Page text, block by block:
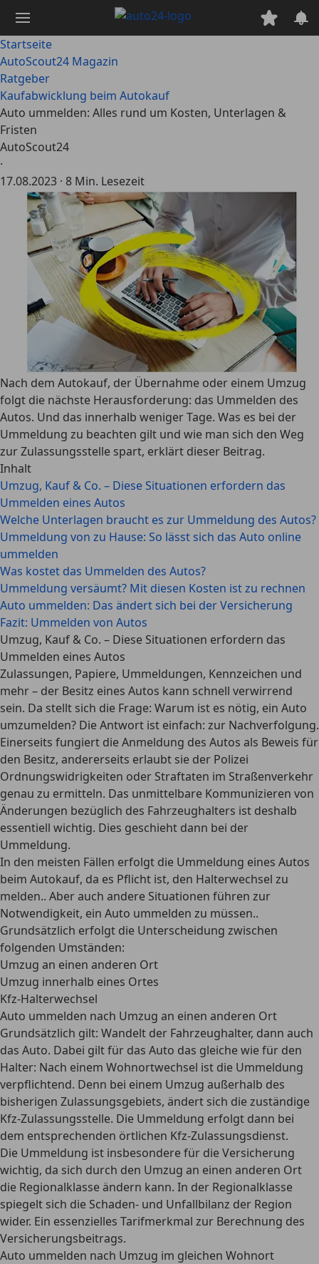
Hauptinhalt
springen
Startseite
AutoScout24 Magazin
Ratgeber
Kaufabwicklung beim Autokauf
Auto ummelden: Alles rund um Kosten, Unterlagen &
Fristen
AutoScout24
·
17.08.2023 · 8 Min. Lesezeit
Nach dem Autokauf, der Übernahme oder einem Umzug
folgt die nächste Herausforderung: das Ummelden des
Autos. Und das innerhalb weniger Tage. Was es bei der
Ummeldung zu beachten gilt und wie man sich den Weg
zur Zulassungsstelle spart, erklärt dieser Beitrag.
Inhalt
Umzug, Kauf & Co. – Diese Situationen erfordern das
Ummelden eines Autos
Welche Unterlagen braucht es zur Ummeldung des Autos?
Ummeldung von zu Hause: So lässt sich das Auto online
ummelden
Was kostet das Ummelden des Autos?
Ummeldung versäumt? Mit diesen Kosten ist zu rechnen
Auto ummelden: Das ändert sich bei der Versicherung
Fazit: Ummelden von Autos
Umzug, Kauf & Co. – Diese Situationen erfordern das
Ummelden eines Autos
Zulassungen, Papiere, Ummeldungen, Kennzeichen und
mehr – der Besitz eines Autos kann schnell verwirrend
sein. Da stellt sich die Frage: Warum ist es nötig, ein Auto
umzumelden? Die Antwort ist einfach: zur Nachverfolgung.
Einerseits fungiert die Anmeldung des Autos als Beweis für
den Besitz, andererseits erlaubt sie der Polizei
Ordnungswidrigkeiten oder Straftaten im Straßenverkehr
genau zu ermitteln. Das unmittelbare Kommunizieren von
Änderungen bezüglich des Fahrzeughalters ist deshalb
essentiell wichtig. Dies geschieht dann bei der
Ummeldung.
In den meisten Fällen erfolgt die Ummeldung eines Autos
beim Autokauf, da es Pflicht ist, den Halterwechsel zu
melden.. Aber auch andere Situationen führen zur
Notwendigkeit, ein Auto ummelden zu müssen..
Grundsätzlich erfolgt die Unterscheidung zwischen
folgenden Umständen:
Umzug an einen anderen Ort
Umzug innerhalb eines Ortes
Kfz-Halterwechsel
Auto ummelden nach Umzug an einen anderen Ort
Grundsätzlich gilt: Wandelt der Fahrzeughalter, dann auch
das Auto. Dabei gilt für das Auto das gleiche wie für den
Halter: Nach einem Wohnortwechsel ist die Ummeldung
verpflichtend. Denn bei einem Umzug außerhalb des
bisherigen Zulassungsgebiets, ändert sich die zuständige
Kfz-Zulassungsstelle. Die Ummeldung erfolgt dann bei
dem entsprechenden örtlichen Kfz-Zulassungsdienst.
Die Ummeldung ist insbesondere für die Versicherung
wichtig, da sich durch den Umzug an einen anderen Ort
die Regionalklasse ändern kann. In der Regionalklasse
spiegelt sich die Schaden- und Unfallbilanz der Region
wider. Ein essenzielles Tarifmerkmal zur Berechnung des
Versicherungsbeitrags.
Auto ummelden nach Umzug im gleichen Wohnort